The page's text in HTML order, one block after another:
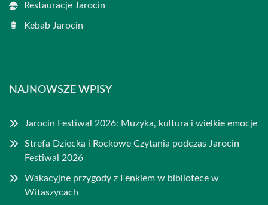
Restauracje Jarocin
Kebab Jarocin
NAJNOWSZE WPISY
Jarocin Festiwal 2026: Muzyka, kultura i wielkie emocje
Strefa Dziecka i Rockowe Czytania podczas Jarocin
Festiwal 2026
Wakacyjne przygody z Fenkiem w bibliotece w
Witaszycach